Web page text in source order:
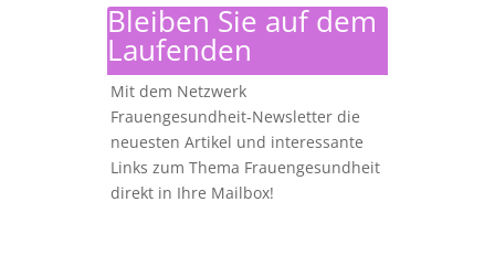
Bleiben Sie auf dem
Laufenden
Mit dem Netzwerk
Frauengesundheit-Newsletter die
neuesten Artikel und interessante
Links zum Thema Frauengesundheit
direkt in Ihre Mailbox!